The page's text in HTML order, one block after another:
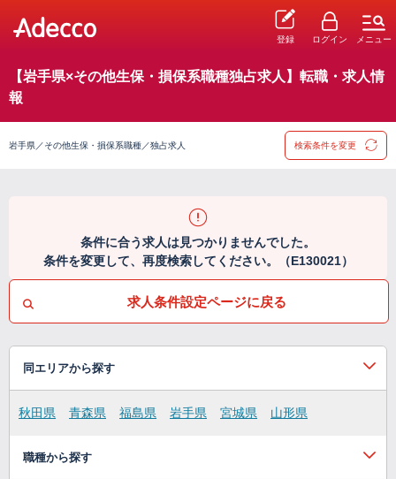
登録 ログイン メニュー
【岩手県×その他生保・損保系職種独占求人】転職・求人情
報
岩手県／その他生保・損保系職種／独占求人 検索条件を変更
条件に合う求人は見つかりませんでした。
条件を変更して、再度検索してください。（E130021）
求人条件設定ページに戻る
同エリアから探す
秋田県 青森県 福島県 岩手県 宮城県 山形県
職種から探す